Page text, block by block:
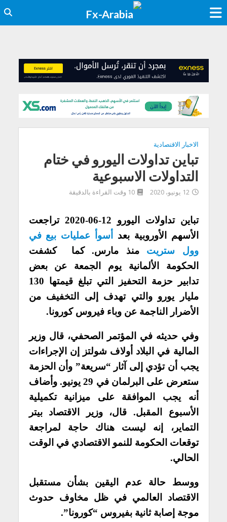
الاخبار الاقتصادية
تباين تداولات اليورو في ختام
التداولات الاسبوعية
12 يونيو، 2020 10 وقت القراءة بالدقيقة
تباين تداولات اليورو 12-06-2020
تراجعت
الأسهم الأوروبية بعد أسوأ عمليات بيع في
وول ستريت منذ مارس. كما
كشفت
الحكومة الألمانية يوم الجمعة عن بعض
تدابير حزمة التحفيز التي تبلغ قيمتها 130
مليار يورو والتي تهدف إلى التخفيف من
الأضرار الناجمة عن وباء فيروس كورونا.
وفي حديثه في المؤتمر الصحفي، قال وزير
المالية في البلاد أولاف شولتز إن الإجراءات
يجب أن تؤدي إلى آثار “سريعة” وأن الحزمة
ستعرض على البرلمان في 29 يونيو. وأضاف
أنه يجب الموافقة على ميزانية تكميلية
الأسبوع المقبل. قال، وزير الاقتصاد بيتر
التماير، إنه ليست هناك حاجة لمراجعة
توقعات الحكومة للنمو الاقتصادي في الوقت
الحالي.
ووسط حالة عدم اليقين بشأن مستقبل
الاقتصاد العالمي في ظل مخاوف حدوث
موجة إصابة ثانية بفيروس “كورونا”.